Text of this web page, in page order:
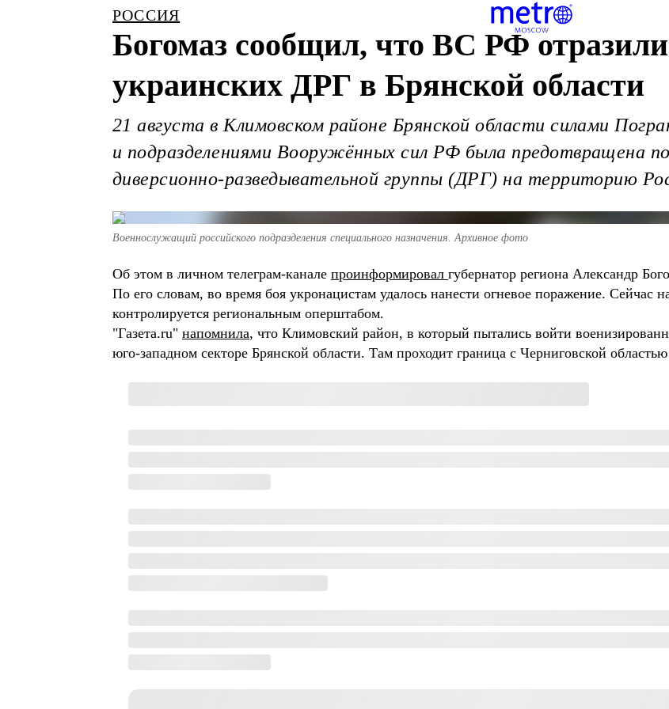
РОССИЯ
Богомаз сообщил, что ВС РФ
украинских ДРГ в Брянской области
21 августа в Климовском районе Брянской области силами
и подразделениями Вооружённых сил РФ была предотвращена
диверсионно-разведывательной группы (ДРГ) на территорию
Военнослужащий российского подразделения специального назначения. Архивное фото
Об этом в личном телеграм-канале проинформировал губернатор региона Александр
По его словам, во время боя укронацистам удалось нанести огневое поражение. Сейчас
контролируется региональным оперштабом.
"Газета.ru" напомнила, что Климовский район, в который пытались войти
юго-западном секторе Брянской области. Там проходит граница с Черниговской